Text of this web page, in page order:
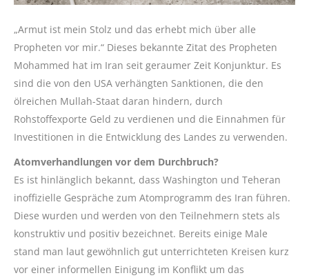
„Armut ist mein Stolz und das erhebt mich über alle
Propheten vor mir.“ Dieses bekannte Zitat des Propheten
Mohammed hat im Iran seit geraumer Zeit Konjunktur. Es
sind die von den USA verhängten Sanktionen, die den
ölreichen Mullah-Staat daran hindern, durch
Rohstoffexporte Geld zu verdienen und die Einnahmen für
Investitionen in die Entwicklung des Landes zu verwenden.
Atomverhandlungen vor dem Durchbruch?
Es ist hinlänglich bekannt, dass Washington und Teheran
inoffizielle Gespräche zum Atomprogramm des Iran führen.
Diese wurden und werden von den Teilnehmern stets als
konstruktiv und positiv bezeichnet. Bereits einige Male
stand man laut gewöhnlich gut unterrichteten Kreisen kurz
vor einer informellen Einigung im Konflikt um das